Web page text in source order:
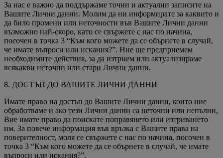
За нас е важно да поддържаме точни и актуални записите на
Вашите Лични данни. Молим да ни информирате за каквито и
да било промени или неточности във Вашите Лични данни
възможно най-скоро, като се свържете с нас по начина,
посочен в точка 3 “Към кого можете да се обърнете в случай,
че имате въпроси или искания?”. Ние ще предприемем
необходимите действия, за да изтрием или актуализираме
всякакви неточни или стари Лични данни.
8. ДОСТЪП ДО ВАШИТЕ ЛИЧНИ ДАННИ
Имате право на достъп до Вашите Лични данни, които ние
обработваме и ако тези Лични данни са неточни или непълни,
Вие имате право да поискате поправянето или изтриването
им. За повече информация във връзка с Вашите права на
поверителност, моля се свържете с нас по начина, посочен в
точка 3 “Към кого можете да се обърнете в случай, че имате
въпроси или искания?”.